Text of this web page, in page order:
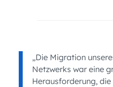
„Die Migration
Netzwerks war eine
Herausforderung,